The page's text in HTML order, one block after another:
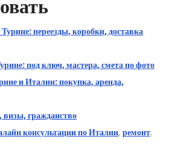
переезды, коробки, доставка
под ключ, мастера, смета по фото
и Италии: покупка, аренда,
гражданство
консультации по Италии, ремонт.